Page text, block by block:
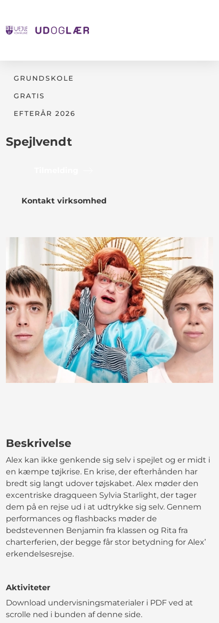
GRUNDSKOLE
GRATIS
EFTERÅR 2026
Spejlvendt
Kontakt virksomhed
Beskrivelse
Alex kan ikke genkende sig selv i spejlet og er midt i
en kæmpe tøjkrise. En krise, der efterhånden har
bredt sig langt udover tøjskabet. Alex møder den
excentriske dragqueen Sylvia Starlight, der tager
dem på en rejse ud i at udtrykke sig selv. Gennem
performances og flashbacks møder de
bedstevennen Benjamin fra klassen og Rita fra
charterferien, der begge får stor betydning for Alex’
erkendelsesrejse.
Aktiviteter
Download undervisningsmaterialer i PDF ved at
scrolle ned i bunden af denne side.